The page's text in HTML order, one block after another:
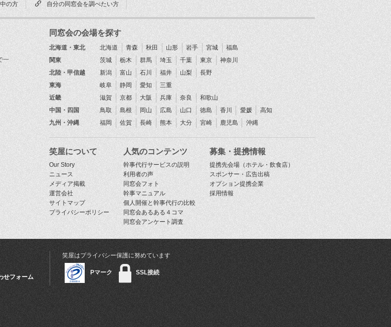
の方 自分の同窓会を調べたい方
一
同窓会の会場を探す
北海道・東北 北海道 青森 秋田 山形 岩手 宮城
福島
関東
茨城 栃木 群馬 埼玉 千葉 東京
神奈川
北陸・甲信越
新潟 富山 石川 福井 山梨
長野
東海
岐阜 静岡 愛知
三重
近畿
滋賀 京都 大阪 兵庫 奈良
和歌山
中国・四国
鳥取 島根 岡山 広島 山口 徳島 香川 愛媛
高知
九州・沖縄
福岡 佐賀 長崎 熊本 大分 宮崎 鹿児島 沖縄
笑屋について
Our Story
ニュース
メディア掲載
運営会社
サイトマップ
プライバシーポリシー
人気のコンテンツ
幹事代行サービスの説明
利用者の声
同窓会フォト
幹事マニュアル
個人開催と幹事代行の比較
同窓会あるある４コマ
同窓会アンケート調査
募集・提携情報
提携先会場（ホテル・飲食店）
スポンサー・広告出稿
オプション提携企業
採用情報
せフォーム
笑屋はプライバシー保護に努めています
Pマーク SSL接続